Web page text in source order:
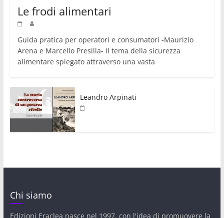
Le frodi alimentari
Guida pratica per operatori e consumatori -Maurizio
Arena e Marcello Presilla- Il tema della sicurezza
alimentare spiegato attraverso una vasta
Leandro Arpinati
Chi siamo
Edizioni Eraclea nasce nel 1997, con l'idea di promuovere la